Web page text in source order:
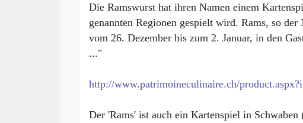
Die Ramswurst hat ihren Namen einem
genannten Regionen gespielt wird. Rams, so
vom 26. Dezember bis zum 2. Januar, in den
..."
http://www.patrimoineculinaire.ch/
Der 'Rams' ist auch ein Kartenspiel in